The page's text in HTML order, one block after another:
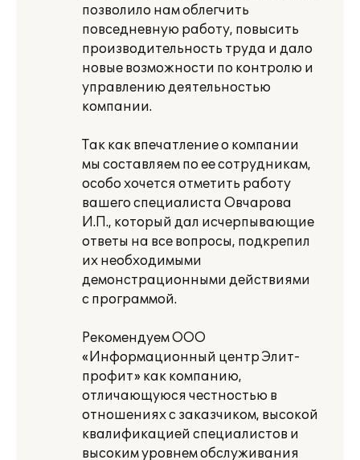
позволило нам облегчить
повседневную работу, повысить
производительность труда и дало
новые возможности по контролю и
управлению деятельностью
компании.
Так как впечатление о компании
мы составляем по ее сотрудникам,
особо хочется отметить работу
вашего специалиста Овчарова
И.П., который дал исчерпывающие
ответы на все вопросы, подкрепил
их необходимыми
демонстрационными действиями
с программой.
Рекомендуем ООО
«Информационный центр Элит-
профит» как компанию,
отличающуюся честностью в
отношениях с заказчиком, высокой
квалификацией специалистов и
высоким уровнем обслуживания